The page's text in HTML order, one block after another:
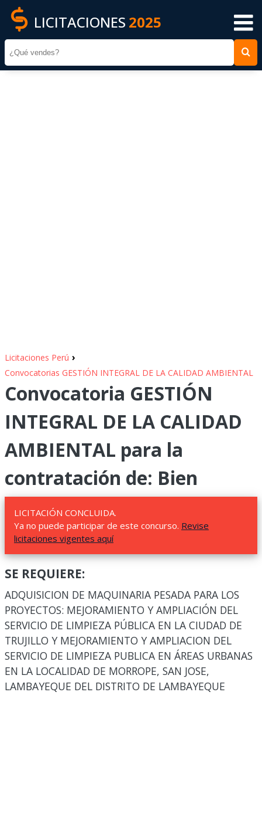
LICITACIONES 2025
Licitaciones Perú ›
Convocatorias GESTIÓN INTEGRAL DE LA CALIDAD AMBIENTAL
Convocatoria GESTIÓN
INTEGRAL DE LA CALIDAD
AMBIENTAL para la
contratación de: Bien
LICITACIÓN CONCLUIDA.
Ya no puede participar de este concurso. Revise
licitaciones vigentes aquí
SE REQUIERE:
ADQUISICION DE MAQUINARIA PESADA PARA LOS
PROYECTOS: MEJORAMIENTO Y AMPLIACIÓN DEL
SERVICIO DE LIMPIEZA PÚBLICA EN LA CIUDAD DE
TRUJILLO Y MEJORAMIENTO Y AMPLIACION DEL
SERVICIO DE LIMPIEZA PUBLICA EN ÁREAS URBANAS
EN LA LOCALIDAD DE MORROPE, SAN JOSE,
LAMBAYEQUE DEL DISTRITO DE LAMBAYEQUE